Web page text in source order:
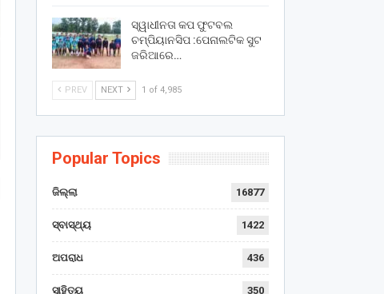
ସ୍ୱାଧୀନତା କପ ଫୁଟବଲ
ଚମ୍ପିୟାନସିପ :ପେନାଲଟିକ ସୁଟ
ଜରିଆରେ…
PREV NEXT 1 of 4,985
Popular Topics
ଜିଲ୍ଲା 16877
ସ୍ବାସ୍ଥ୍ୟ 1422
ଅପରାଧ 436
ସାହିତ୍ୟ 350